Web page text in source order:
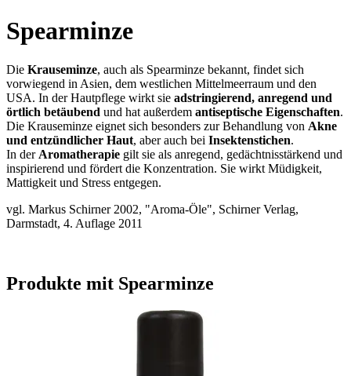
Spearminze
Die Krauseminze, auch als Spearminze bekannt, findet sich
vorwiegend in Asien, dem westlichen Mittelmeerraum und den
USA. In der Hautpflege wirkt sie adstringierend, anregend und
örtlich betäubend und hat außerdem antiseptische Eigenschaften.
Die Krauseminze eignet sich besonders zur Behandlung von Akne
und entzündlicher Haut, aber auch bei Insektenstichen.
In der Aromatherapie gilt sie als anregend, gedächtnisstärkend und
inspirierend und fördert die Konzentration. Sie wirkt Müdigkeit,
Mattigkeit und Stress entgegen.
vgl. Markus Schirner 2002, "Aroma-Öle", Schirner Verlag,
Darmstadt, 4. Auflage 2011
Produkte mit Spearminze